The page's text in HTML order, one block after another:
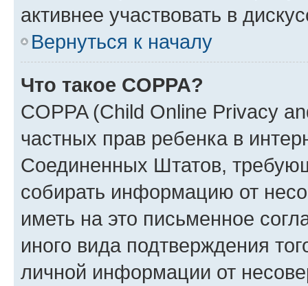
активнее участвовать в
Вернуться к началу
Что такое COPPA?
COPPA (Child Online Privacy
частных прав ребенка в
Соединенных Штатов,
собирать информацию от
иметь на это письменное
иного вида подтверждения
личной информации от